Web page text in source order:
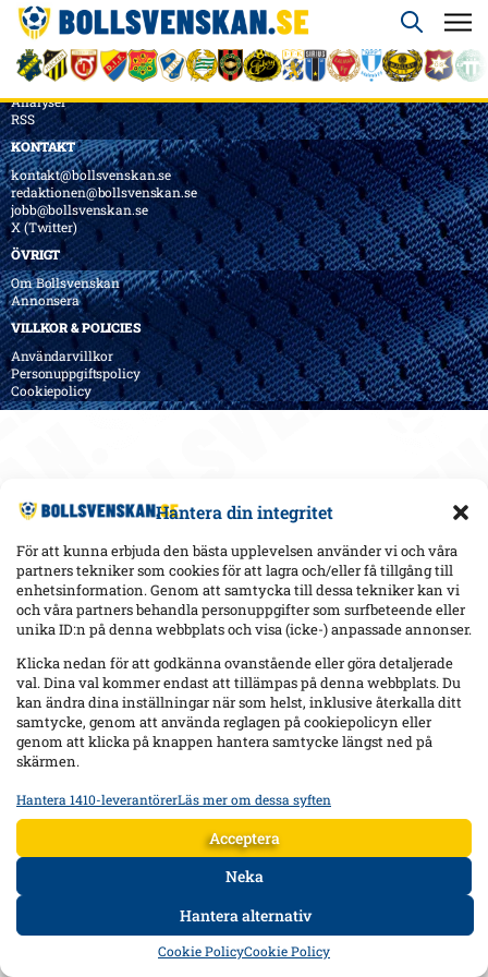
Hantera din integritet
För att kunna erbjuda den bästa upplevelsen använder vi och våra
partners tekniker som cookies för att lagra och/eller få tillgång till
enhetsinformation. Genom att samtycka till dessa tekniker kan vi
och våra partners behandla personuppgifter som surfbeteende eller
unika ID:n på denna webbplats och visa (icke-) anpassade annonser.
Klicka nedan för att godkänna ovanstående eller göra detaljerade
val. Dina val kommer endast att tillämpas på denna webbplats. Du
kan ändra dina inställningar när som helst, inklusive återkalla ditt
samtycke, genom att använda reglagen på cookiepolicyn eller
genom att klicka på knappen hantera samtycke längst ned på
skärmen.
Statistik
Lagra och/eller få åtkomst till information på en enhet, Mäta
reklamprestanda, Mäta innehållsprestanda, Förstå målgrupper
genom statistik eller kombinationer av data från olika källor.
Lagra och/eller få åtkomst till information på en enhet,
Hantera 1410-leverantörerLäs mer om dessa syften
Acceptera
Neka
Hantera alternativ
Cookie PolicyCookie Policy
ÖVERSIKT
Nyheter & Reportage
Spelarbetyg
Analyser
RSS
KONTAKT
kontakt@bollsvenskan.se
redaktionen@bollsvenskan.se
jobb@bollsvenskan.se
X (Twitter)
ÖVRIGT
Om Bollsvenskan
Annonsera
VILLKOR & POLICIES
Användarvillkor
Personuppgiftspolicy
Cookiepolicy
DATA FORUM